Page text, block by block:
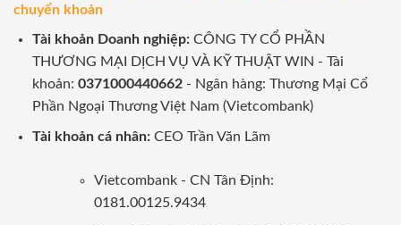
chuyển khoản
Tài khoản Doanh nghiệp:CÔNG TY CỔ PHẦN
THƯƠNG MẠI DỊCH VỤ VÀ KỸ THUẬT WIN - Tài
khoản: 0371000440662- Ngân hàng: Thương Mại Cổ
Phần Ngoại Thương Việt Nam (Vietcombank)
Tài khoản cá nhân: CEO Trần Văn Lãm
Vietcombank - CN Tân Định:
0181.00125.9434